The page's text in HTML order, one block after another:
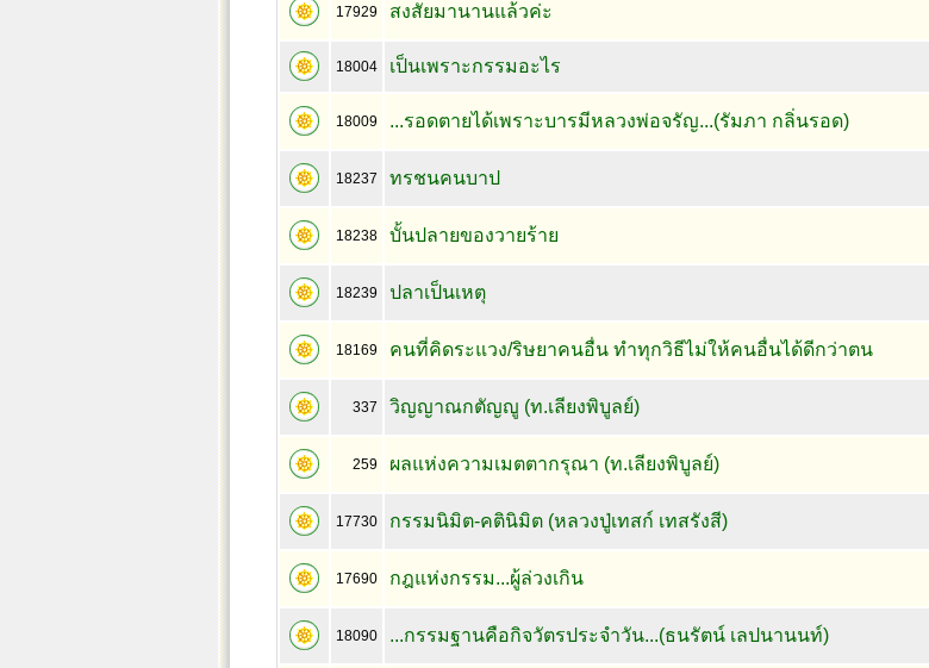
17929 สงสัยมานานแล้วค่ะ
18004 เป็นเพราะกรรมอะไร
18009 ...รอดตายได้เพราะบารมีหลวงพ่อจรัญ...(รัมภา กลิ่นรอด)
18237 ทรชนคนบาป
18238 บั้นปลายของวายร้าย
18239 ปลาเป็นเหตุ
18169 คนที่คิดระแวง/ริษยาคนอื่น ทำทุกวิธีไม่ให้คนอื่นได้ดีกว่าตน
337 วิญญาณกตัญญู (ท.เลียงพิบูลย์)
259 ผลแห่งความเมตตากรุณา (ท.เลียงพิบูลย์)
17730 กรรมนิมิต-คตินิมิต (หลวงปู่เทสก์ เทสรังสี)
17690 กฎแห่งกรรม...ผู้ล่วงเกิน
18090 ...กรรมฐานคือกิจวัตรประจำวัน...(ธนรัตน์ เลปนานนท์)